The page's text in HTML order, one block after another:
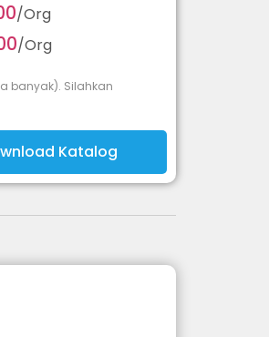
/Org
/Org
banyak). Silahkan
Katalog